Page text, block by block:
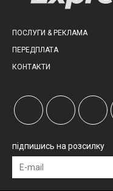
ПОСЛУГИ & РЕКЛАМА
ПЕРЕДПЛАТА
КОНТАКТИ
підпишись на розсилку